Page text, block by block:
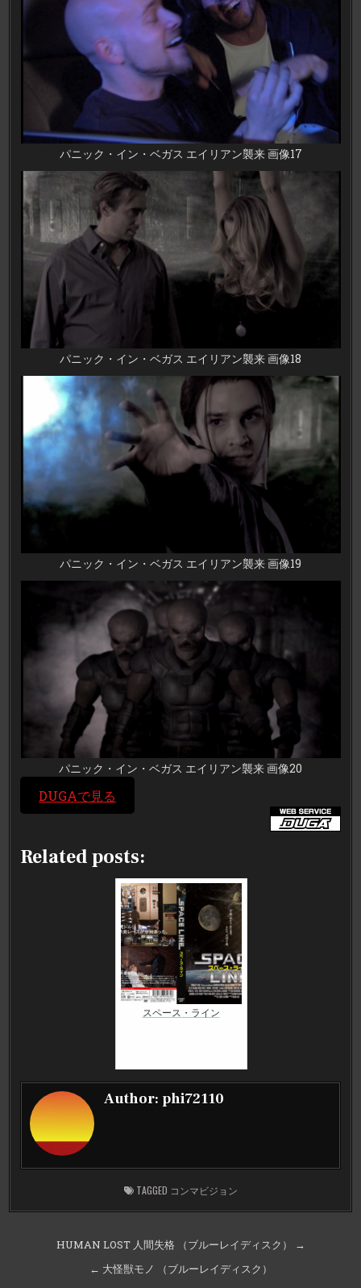
パニック・イン・ベガス エイリアン襲来 画像17
パニック・イン・ベガス エイリアン襲来 画像18
パニック・イン・ベガス エイリアン襲来 画像19
パニック・イン・ベガス エイリアン襲来 画像20
DUGAで見る
Related posts:
スペース・ライン
Author: phi72110
TAGGED コンマビジョン
HUMAN LOST 人間失格 （ブルーレイディスク） →
← 大怪獣モノ （ブルーレイディスク）